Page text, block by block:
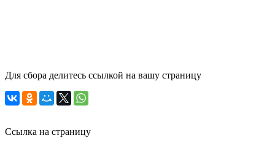
Для сбора делитесь ссылкой на вашу страницу
Ссылка на страницу